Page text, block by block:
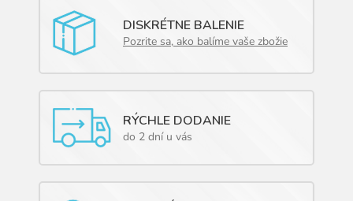
DISKRÉTNE BALENIE
Pozrite sa, ako balíme vaše zbožie
RÝCHLE DODANIE
do 2 dní u vás